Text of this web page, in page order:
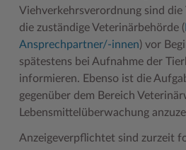
Viehverkehrsverordnung sind
die zuständige Veterinärbehörde (
Ansprechpartner/-innen) vor
spätestens bei Aufnahme der
informieren. Ebenso ist die
gegenüber dem Bereich
Lebensmittelüberwachung
Anzeigeverpflichtet sind zurzeit